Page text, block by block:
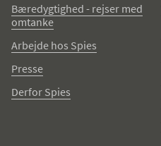
Bæredygtighed - rejser med
omtanke
Arbejde hos Spies
Presse
Derfor Spies